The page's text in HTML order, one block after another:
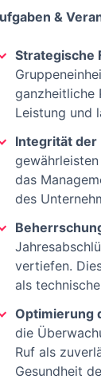
&
Strategische
ganzheitliche
Leistung und
Integrität der
das
des
vertiefen.
als
Optimierung
die
Ruf als
Gesundheit